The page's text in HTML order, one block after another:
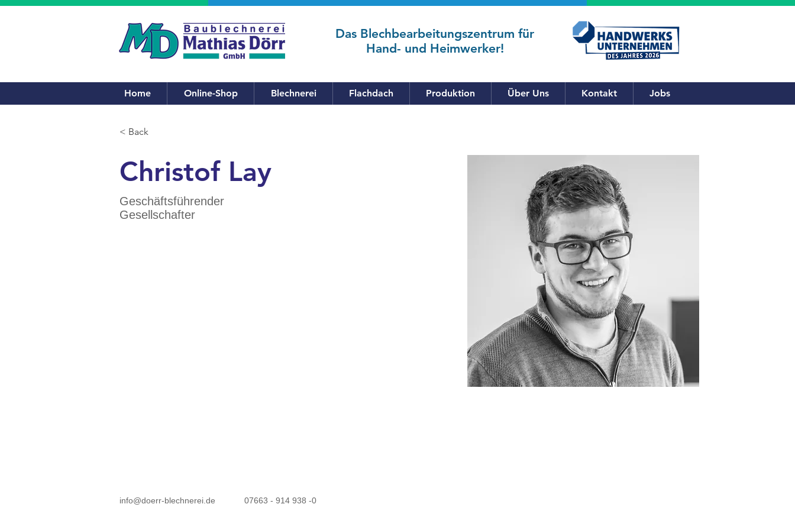
Das Blechbearbeitungszentrum für
Hand- und Heimwerker!
Home Online-Shop Blechnerei Flachdach Produktion Über Uns Kontakt Jobs
< Back
Christof Lay
Geschäftsführender
Gesellschafter
info@doerr-blechnerei.de 07663 - 914 938 -0